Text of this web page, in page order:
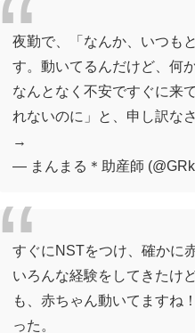
夜勤で、「なんか、いつも
す。動いてるんだけど、何
なんとなく不安ですぐに来
れないのに」と、申し訳な
→
— まんまる＊助産師
すぐにNSTをつけ、確かに
いろんな経験をしてきたけ
も、赤ちゃん動いてますね
った。